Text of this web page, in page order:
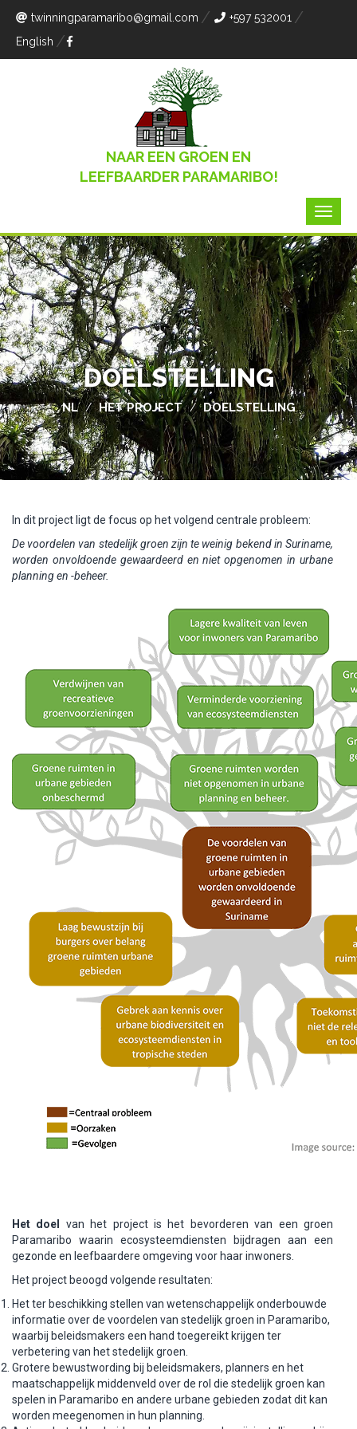
twinningparamaribo@gmail.com
+597 532001
English
NAAR EEN GROEN EN
LEEFBAARDER PARAMARIBO!
DOELSTELLING
NL / HET PROJECT / DOELSTELLING
In dit project ligt de focus op het volgend centrale probleem:
De voordelen van stedelijk groen zijn te weinig bekend in Suriname,
worden onvoldoende gewaardeerd en niet opgenomen in urbane
planning en -beheer.
Het doel
van het project is het bevorderen van een groen
Paramaribo waarin ecosysteemdiensten bijdragen aan een
gezonde en leefbaardere omgeving voor haar inwoners.
Het project beoogd volgende resultaten:
Het ter beschikking stellen van wetenschappelijk onderbouwde
informatie over de voordelen van stedelijk groen in Paramaribo,
waarbij beleidsmakers een hand toegereikt krijgen ter
verbetering van het stedelijk groen.
Grotere bewustwording bij beleidsmakers, planners en het
maatschappelijk middenveld over de rol die stedelijk groen kan
spelen in Paramaribo en andere urbane gebieden zodat dit kan
worden meegenomen in hun planning.